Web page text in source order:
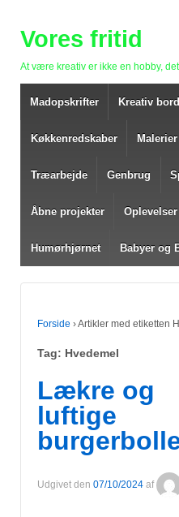
Vores fritid
At være kreativ er ikke en hobby,
Madopskrifter Kreativ
Køkkenredskaber
Træarbejde Genbrug
Åbne projekter Oplevelser
Humørhjørnet Babyer og
Forside ›Artikler med etiketten
Tag: Hvedemel
Lækre og
luftige
Udgivet den 07/10/2024 af